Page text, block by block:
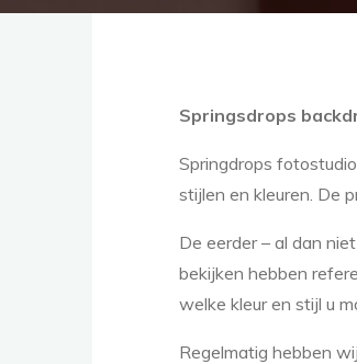
Springsdrops
Springdrops
stijlen en kleuren. De
De eerder – al dan
bekijken hebben
welke kleur en stijl u
Regelmatig hebben